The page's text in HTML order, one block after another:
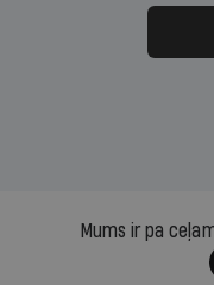
Mums ir pa